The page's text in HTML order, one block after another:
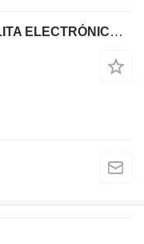
Caterpillar 432D, 226B (CENTRALITA ELECTRÓNICA) unidad de control para Caterpillar 432D, 226B retroexcavadora